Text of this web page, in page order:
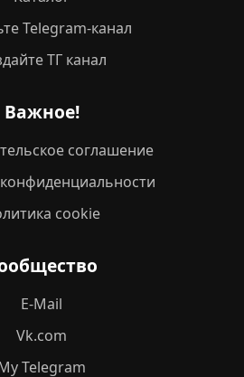
Telegram-канал
ТГ канал
Важное!
соглашение
cookie
E-Mail
Vk.com
Telegram